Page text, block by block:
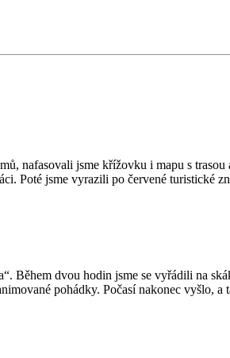
nafasovali jsme křížovku i mapu s
Poté jsme vyrazili po červené turistické
Během dvou hodin jsme se vyřádili na
pohádky. Počasí nakonec vyšlo, a